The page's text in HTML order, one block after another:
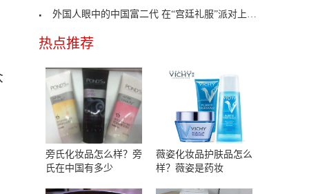
外国人眼中的中国富二代 在“宫廷礼服”派对上闲逛
热点推荐
旁氏化妆品怎么样？旁
氏在中国有多少
薇姿化妆品护肤品怎么
样？薇姿是药妆